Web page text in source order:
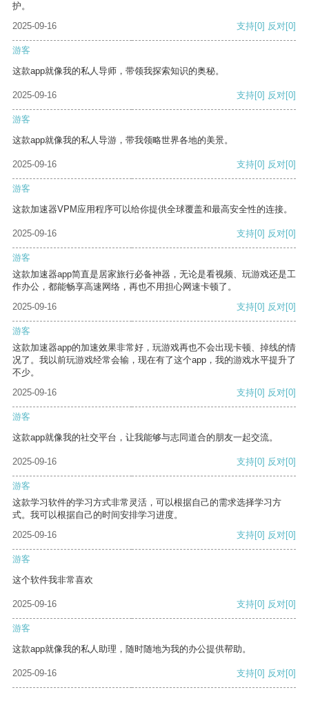
护。
2025-09-16
支持[0] 反对[0]
游客
这款app就像我的私人导师，带领我探索知识的奥秘。
2025-09-16 支持[0] 反对[0]
游客
这款app就像我的私人导游，带我领略世界各地的美景。
2025-09-16 支持[0] 反对[0]
游客
这款加速器VPM应用程序可以给你提供全球覆盖和最高安全性的连接。
2025-09-16 支持[0] 反对[0]
游客
这款加速器app简直是居家旅行必备神器，无论是看视频、玩游戏还是工
作办公，都能畅享高速网络，再也不用担心网速卡顿了。
2025-09-16
支持[0] 反对[0]
游客
这款加速器app的加速效果非常好，玩游戏再也不会出现卡顿、掉线的情
况了。我以前玩游戏经常会输，现在有了这个app，我的游戏水平提升了
不少。
2025-09-16
支持[0] 反对[0]
游客
这款app就像我的社交平台，让我能够与志同道合的朋友一起交流。
2025-09-16 支持[0] 反对[0]
游客
这款学习软件的学习方式非常灵活，可以根据自己的需求选择学习方
式。我可以根据自己的时间安排学习进度。
2025-09-16
支持[0] 反对[0]
游客
这个软件我非常喜欢
2025-09-16 支持[0] 反对[0]
游客
这款app就像我的私人助理，随时随地为我的办公提供帮助。
2025-09-16 支持[0] 反对[0]